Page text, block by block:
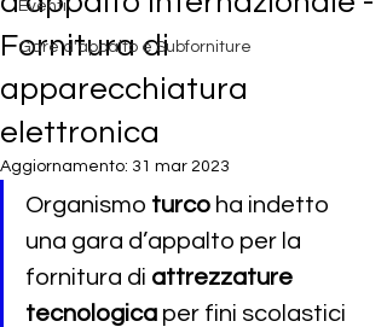
Eventi
Gare d'appalto e Subforniture
Fornitura di
apparecchiatura
elettronica
Aggiornamento: 31 mar 2023
Organismo turco ha indetto
una gara d’appalto per la
fornitura di attrezzature
tecnologica per fini scolastici